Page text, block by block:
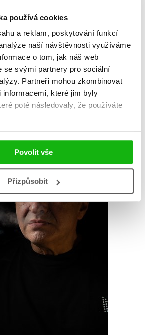
používá cookies
a reklam, poskytování funkcí
naší návštěvnosti využíváme
o tom, jak náš web
se svými partnery pro sociální
Partneři mohou zkombinovat
informacemi, které jim byly
poté následovaly, že používáte
Povolit vše
Přizpůsobit
Její další cesta tak logicky vedla k